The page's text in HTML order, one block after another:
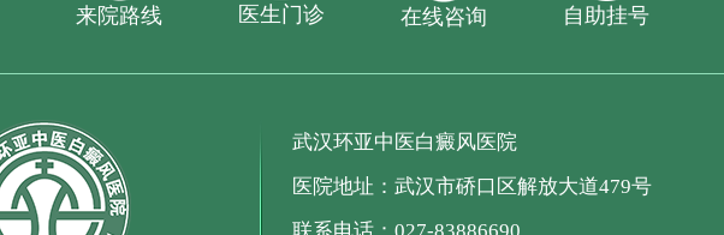
来院路线 医生门诊 在线咨询 自助挂号
武汉环亚中医白癜风医院
医院地址：武汉市硚口区解放大道479号